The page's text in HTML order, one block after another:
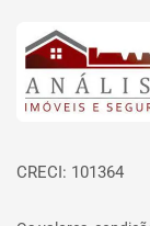
Página inicial
CRECI: 101364